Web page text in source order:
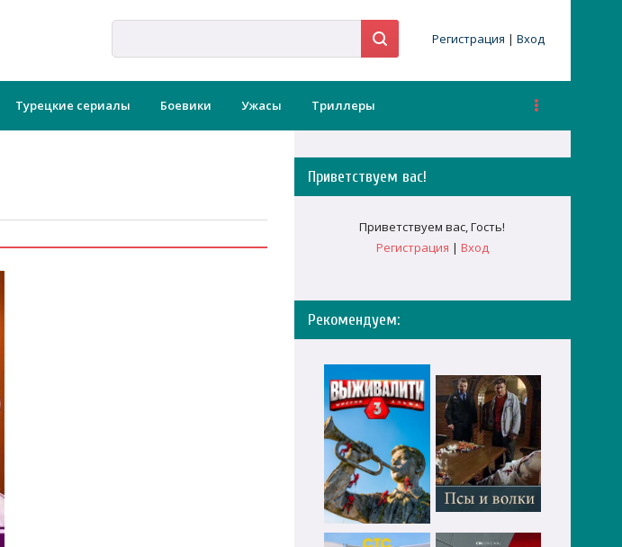
Регистрация | Вход
Турецкие сериалы Боевики Ужасы Триллеры
Приветствуем вас!
Приветствуем вас,Гость!
Регистрация | Вход
Рекомендуем: